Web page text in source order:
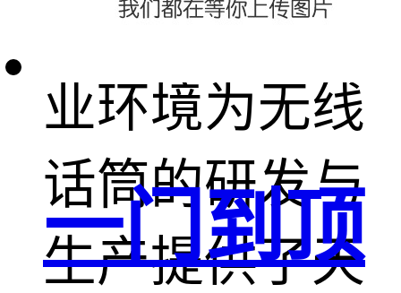
经验。这种产
业环境为无线
话筒的研发与
生产提供了天
一门到顶